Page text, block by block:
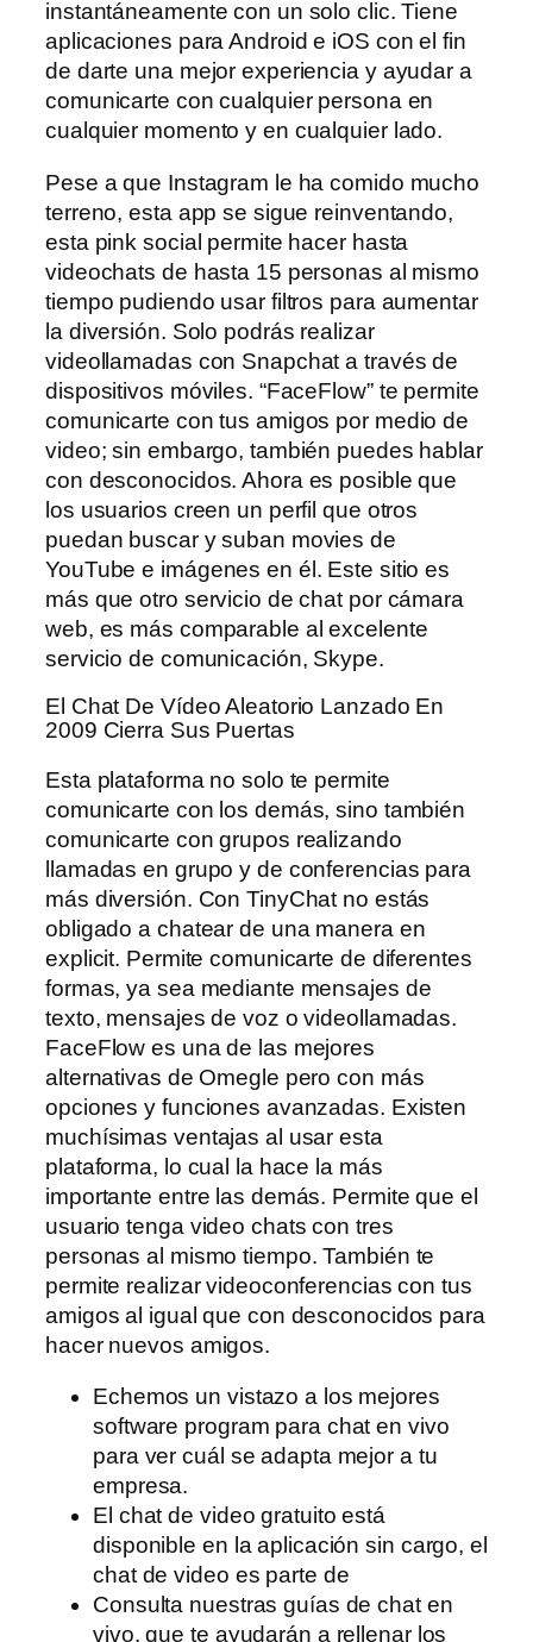
instantáneamente con un solo clic. Tiene
aplicaciones para Android e iOS con el fin
de darte una mejor experiencia y ayudar a
comunicarte con cualquier persona en
cualquier momento y en cualquier lado.
Pese a que Instagram le ha comido mucho
terreno, esta app se sigue reinventando,
esta pink social permite hacer hasta
videochats de hasta 15 personas al mismo
tiempo pudiendo usar filtros para aumentar
la diversión. Solo podrás realizar
videollamadas con Snapchat a través de
dispositivos móviles. “FaceFlow” te permite
comunicarte con tus amigos por medio de
video; sin embargo, también puedes hablar
con desconocidos. Ahora es posible que
los usuarios creen un perfil que otros
puedan buscar y suban movies de
YouTube e imágenes en él. Este sitio es
más que otro servicio de chat por cámara
web, es más comparable al excelente
servicio de comunicación, Skype.
El Chat De Vídeo Aleatorio Lanzado En
2009 Cierra Sus Puertas
Esta plataforma no solo te permite
comunicarte con los demás, sino también
comunicarte con grupos realizando
llamadas en grupo y de conferencias para
más diversión. Con TinyChat no estás
obligado a chatear de una manera en
explicit. Permite comunicarte de diferentes
formas, ya sea mediante mensajes de
texto, mensajes de voz o videollamadas.
FaceFlow es una de las mejores
alternativas de Omegle pero con más
opciones y funciones avanzadas. Existen
muchísimas ventajas al usar esta
plataforma, lo cual la hace la más
importante entre las demás. Permite que el
usuario tenga video chats con tres
personas al mismo tiempo. También te
permite realizar videoconferencias con tus
amigos al igual que con desconocidos para
hacer nuevos amigos.
Echemos un vistazo a los mejores
software program para chat en vivo
para ver cuál se adapta mejor a tu
empresa.
El chat de video gratuito está
disponible en la aplicación sin cargo, el
chat de video es parte de
Consulta nuestras guías de chat en
vivo, que te ayudarán a rellenar los